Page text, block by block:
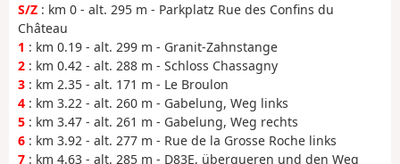
S/Z : km 0 - alt. 295 m - Parkplatz Rue des Confins du
Château
1 : km 0.19 - alt. 299 m - Granit-Zahnstange
2 : km 0.42 - alt. 288 m - Schloss Chassagny
3 : km 2.35 - alt. 171 m - Le Broulon
4 : km 3.22 - alt. 260 m - Gabelung, Weg links
5 : km 3.47 - alt. 261 m - Gabelung, Weg rechts
6 : km 3.92 - alt. 277 m - Rue de la Grosse Roche links
7 : km 4.63 - alt. 285 m - D83E, überqueren und den Weg